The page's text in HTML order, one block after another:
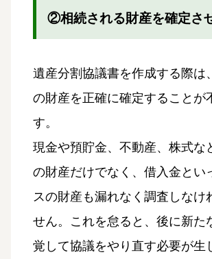
②相続される財産を確定さ
遺産分割協議書を作成する際は
の財産を正確に確定することが
す。
現金や預貯金、不動産、株式な
の財産だけでなく、借入金とい
スの財産も漏れなく調査しなけ
せん。これを怠ると、後に新た
覚して協議をやり直す必要が生